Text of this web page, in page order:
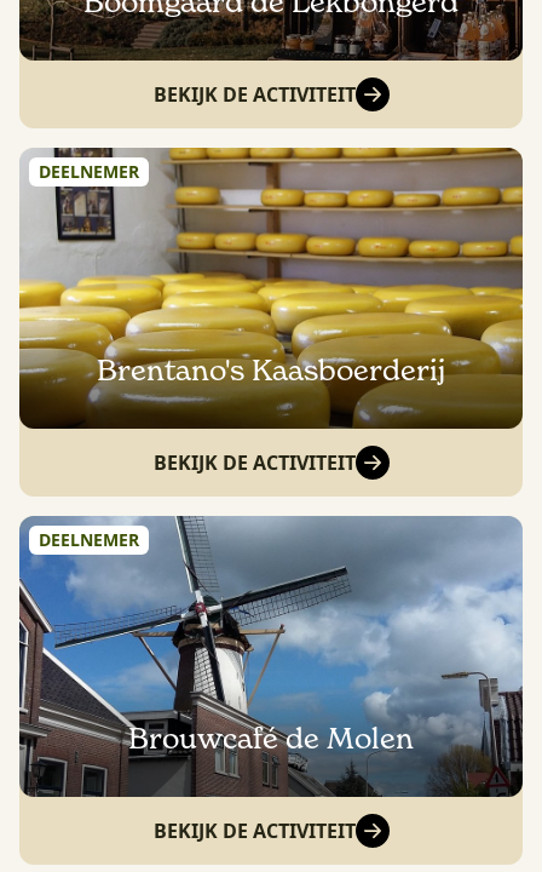
BEKIJK DE ACTIVITEIT
DEELNEMER
Brentano's Kaasboerderij
BEKIJK DE ACTIVITEIT
DEELNEMER
Brouwcafé de Molen
BEKIJK DE ACTIVITEIT